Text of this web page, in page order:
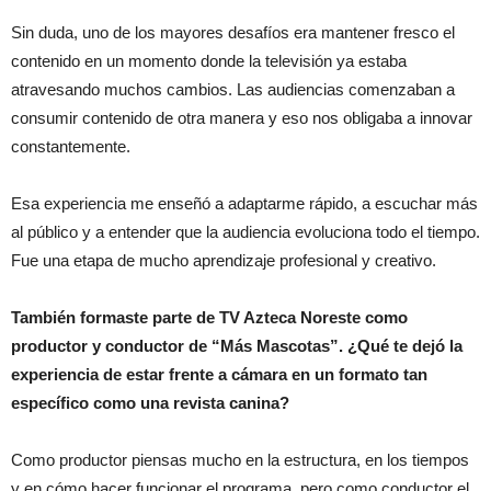
Sin duda, uno de los mayores desafíos era mantener fresco el
contenido en un momento donde la televisión ya estaba
atravesando muchos cambios. Las audiencias comenzaban a
consumir contenido de otra manera y eso nos obligaba a innovar
constantemente.
Esa experiencia me enseñó a adaptarme rápido, a escuchar más
al público y a entender que la audiencia evoluciona todo el tiempo.
Fue una etapa de mucho aprendizaje profesional y creativo.
También formaste parte de TV Azteca Noreste como
productor y conductor de “Más Mascotas”. ¿Qué te dejó la
experiencia de estar frente a cámara en un formato tan
específico como una revista canina?
Como productor piensas mucho en la estructura, en los tiempos